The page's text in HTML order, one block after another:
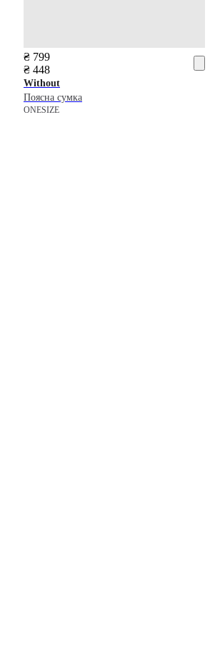
₴ 799
₴ 448
Without
Поясна сумка
ONESIZE